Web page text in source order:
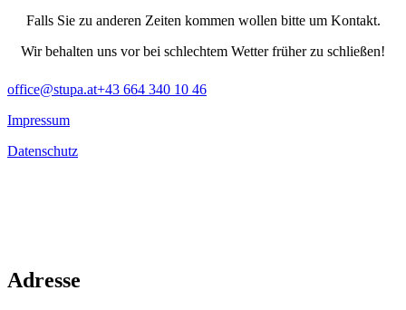
Falls Sie zu anderen Zeiten kommen wollen bitte um Kontakt.
Wir behalten uns vor bei schlechtem Wetter früher zu schließen!
office@stupa.at+43 664 340 10 46
Impressum
Datenschutz
Adresse